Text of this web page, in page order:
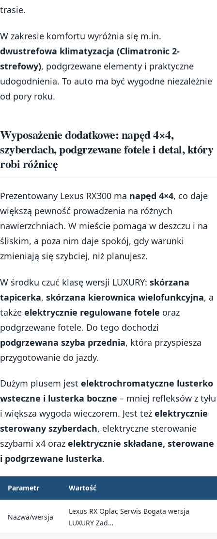
trasie.
W zakresie komfortu wyróżnia się m.in.
dwustrefowa klimatyzacja (Climatronic 2-
strefowy), podgrzewane elementy i praktyczne
udogodnienia. To auto ma być wygodne niezależnie
od pory roku.
Wyposażenie dodatkowe: napęd 4×4,
szyberdach, podgrzewane fotele i detal, który
robi różnicę
Prezentowany Lexus RX300 ma napęd 4×4, co daje
większą pewność prowadzenia na różnych
nawierzchniach. W mieście pomaga w deszczu i na
śliskim, a poza nim daje spokój, gdy warunki
zmieniają się szybciej, niż planujesz.
W środku czuć klasę wersji LUXURY: skórzana
tapicerka, skórzana kierownica wielofunkcyjna, a
także elektrycznie regulowane fotele oraz
podgrzewane fotele. Do tego dochodzi
podgrzewana szyba przednia, która przyspiesza
przygotowanie do jazdy.
Dużym plusem jest elektrochromatyczne lusterko
wsteczne i lusterka boczne – mniej refleksów z tyłu
i większa wygoda wieczorem. Jest też elektrycznie
sterowany szyberdach, elektryczne sterowanie
szybami x4 oraz elektrycznie składane, sterowane
i podgrzewane lusterka.
Parametr Wartość
Nazwa/wersja
Lexus RX Oplac Serwis Bogata wersja
LUXURY Zad…